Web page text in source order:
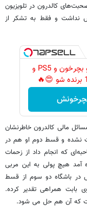
کالدرون در تلویزیون
نداشت و فقط به تشکر از
گردونه رو بچرخون و PS5 و
مالی کالدرون خاطرنشان
نشده و قسط دوم او هم در
که انجام داد از زحمات
آمد هیچ پولی به این مربی
در باشگاه دو سوم از قسط
بابت همراهی تقدیر کرده.
است که آن هم حل می شود.